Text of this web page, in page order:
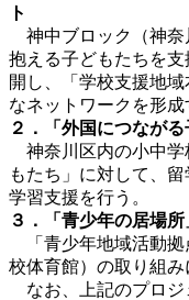
ト
神中ブロック（神奈
抱える子どもたちを
開し、「学校支援地
なネットワークを形成
２．「外国につなが
神奈川区内の小中学
もたち」に対して、
学習支援を行う。
３．「青少年の居場
「青少年地域活動拠
校体育館）の取り組み
なお、上記のプロジ